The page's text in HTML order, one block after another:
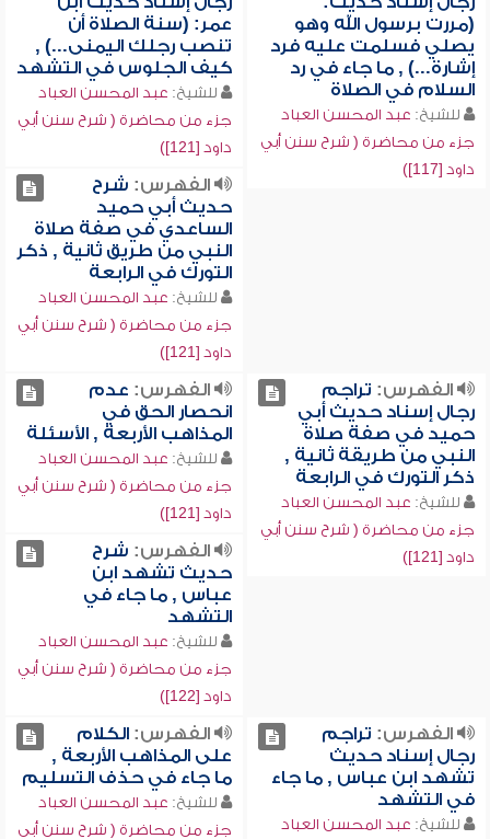
(مررت برسول الله وهو
يصلي فسلمت عليه فرد
إشارة...) , ما جاء في رد
السلام في الصلاة
للشيخ: عبد المحسن العباد
جزء من محاضرة ( شرح سنن أبي
داود [117])
عمر: (سنة الصلاة أن
تنصب رجلك اليمنى...) ,
كيف الجلوس في التشهد
للشيخ: عبد المحسن العباد
جزء من محاضرة ( شرح سنن أبي
داود [121])
الفهرس: شرح
حديث أبي حميد
الساعدي في صفة صلاة
النبي من طريق ثانية , ذكر
التورك في الرابعة
للشيخ: عبد المحسن العباد
جزء من محاضرة ( شرح سنن أبي
داود [121])
الفهرس: تراجم
رجال إسناد حديث أبي
حميد في صفة صلاة
النبي من طريقة ثانية ,
ذكر التورك في الرابعة
للشيخ: عبد المحسن العباد
جزء من محاضرة ( شرح سنن أبي
داود [121])
الفهرس: عدم
انحصار الحق في
المذاهب الأربعة , الأسئلة
للشيخ: عبد المحسن العباد
جزء من محاضرة ( شرح سنن أبي
داود [121])
الفهرس: شرح
حديث تشهد ابن
عباس , ما جاء في
التشهد
للشيخ: عبد المحسن العباد
جزء من محاضرة ( شرح سنن أبي
داود [122])
الفهرس: تراجم
رجال إسناد حديث
تشهد ابن عباس , ما جاء
في التشهد
للشيخ: عبد المحسن العباد
الفهرس:الكلام
على المذاهب الأربعة ,
ما جاء في حذف التسليم
للشيخ: عبد المحسن العباد
جزء من محاضرة ( شرح سنن أبي